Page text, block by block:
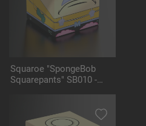
Squaroe "SpongeBob
Squarepants" SB010 -